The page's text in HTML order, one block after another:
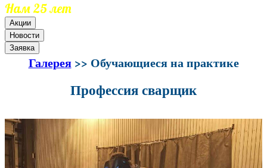
Нам 25 лет
Акции
Новости
Заявка
Галерея>> Обучающиеся на практике
Профессия сварщик